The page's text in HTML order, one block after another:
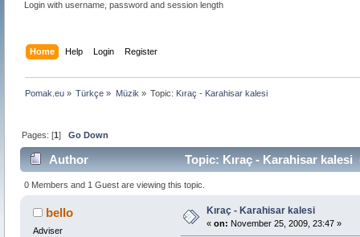
Login with username, password and session length
Home Help Login Register
Pomak.eu » Türkçe » Müzik » Topic: Kıraç - Karahisar kalesi
Pages: [1]Go Down
Author Topic: Kıraç - Karahisar kalesi
0 Members and 1 Guest are viewing this topic.
bello
Adviser
Kıraç - Karahisar kalesi
« on: November 25, 2009, 23:47 »